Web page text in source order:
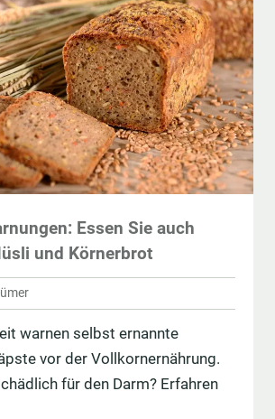
Essen Sie auch
und Körnerbrot
warnen selbst ernannte
vor der Vollkornernährung.
für den Darm? Erfahren